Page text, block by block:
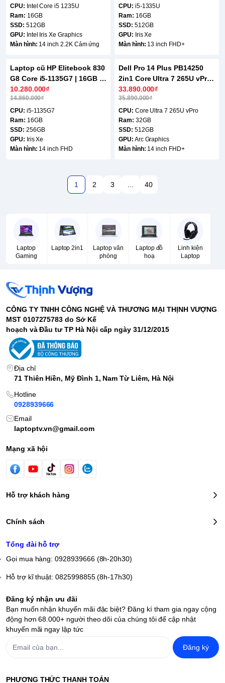
Cảm ứng
CPU: Intel Core i5 1235U
Ram: 16GB
SSD: 512GB
GPU: Intel Iris Xe Graphics
Màn hình: 14 inch 2.2K Cảm ứng
CPU: i5-1335U
Ram: 16GB
SSD: 512GB
GPU: Iris Xe
Màn hình: 13 inch FHD+
-31%
Laptop cũ HP Elitebook 830
G8 Core i5-1135G7 | 16GB |
256GB | 14 inch FHD
10.280.000₫
14.860.000₫
CPU: i5-1135G7
Ram: 16GB
SSD: 256GB
GPU: Iris Xe
Màn hình: 14 inch FHD
-6%
Dell Pro 14 Plus PB14250
2in1 Core Ultra 7 265U vPro
| 32GB | 512GB | 14 inch
FHD+
33.890.000₫
35.890.000₫
CPU: Core Ultra 7 265U vPro
Ram: 32GB
SSD: 512GB
GPU: Arc Graphics
Màn hình: 14 inch FHD+
1 2 3 40
Laptop
Gaming
Laptop 2in1
Laptop văn
phòng
Laptop đồ
hoạ
Linh kiện
Laptop
CÔNG TY TNHH CÔNG NGHỆ VÀ THƯƠNG MẠI THỊNH VƯỢNG
MST 0107275783 do Sở Kế
hoạch và Đầu tư TP Hà Nội cấp ngày 31/12/2015
Địa chỉ
71 Thiên Hiền, Mỹ Đình 1, Nam Từ Liêm, Hà Nội
Hotline
0928939666
Email
laptoptv.vn@gmail.com
Mạng xã hội
Hỗ trợ khách hàng
Chính sách
Tổng đài hỗ trợ
Gọi mua hàng: 0928939666 (8h-20h30)
Hỗ trợ kĩ thuật: 0825998855 (8h-17h30)
Đăng ký nhận ưu đãi
Bạn muốn nhận khuyến mãi đặc biệt? Đăng kí tham gia ngay cộng
động hơn 68.000+ người theo dõi của chúng tôi để cập nhật
khuyến mãi ngay lập tức
Đăng ký
PHƯƠNG THỨC THANH TOÁN